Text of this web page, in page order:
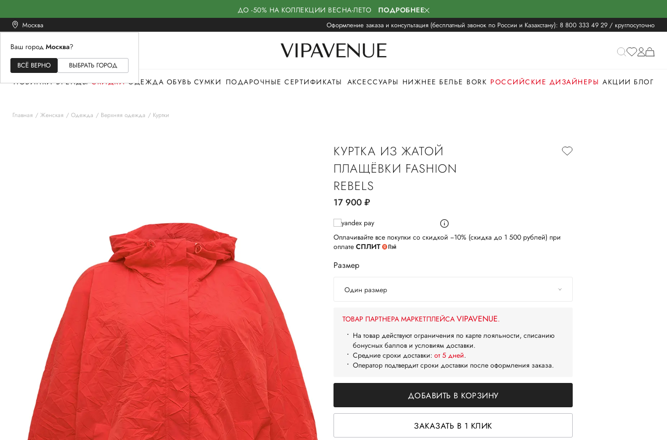
ДО -50% НА КОЛЛЕКЦИИ ВЕСНА-ЛЕТО ПОДРОБНЕЕ
Москва Оформление заказа и консультация (бесплатный звонок по России и Казахстану): 8 800 333 49 29 / круглосуточно
Ваш город Москва?
ВСЁ ВЕРНО ВЫБРАТЬ ГОРОД
ЖЕНСКОЕМУЖСКОЕ
НОВИНКИ БРЕНДЫ СКИДКИ ОДЕЖДА ОБУВЬ СУМКИ ПОДАРОЧНЫЕ СЕРТИФИКАТЫ АКСЕССУАРЫ НИЖНЕЕ БЕЛЬЕ BORK РОССИЙСКИЕ ДИЗАЙНЕРЫ АКЦИИ БЛОГ
Главная Женская Одежда Верхняя одежда Куртки
КУРТКА ИЗ ЖАТОЙ
ПЛАЩЁВКИ FASHION
REBELS
17 900руб.
Оплачивайте все покупки со скидкой −10% (скидка до 1 500 рублей) при
оплате СПЛИТ
Размер
Один размер
ТОВАР ПАРТНЕРА МАРКЕТПЛЕЙСА VIPAVENUE.
На товар действуют ограничения по карте лояльности, списанию
бонусных баллов и условиям доставки.
Средние сроки доставки: от 5 дней.
Оператор подтвердит сроки доставки после оформления заказа.
ДОБАВИТЬ В КОРЗИНУ
ЗАКАЗАТЬ В 1 КЛИК